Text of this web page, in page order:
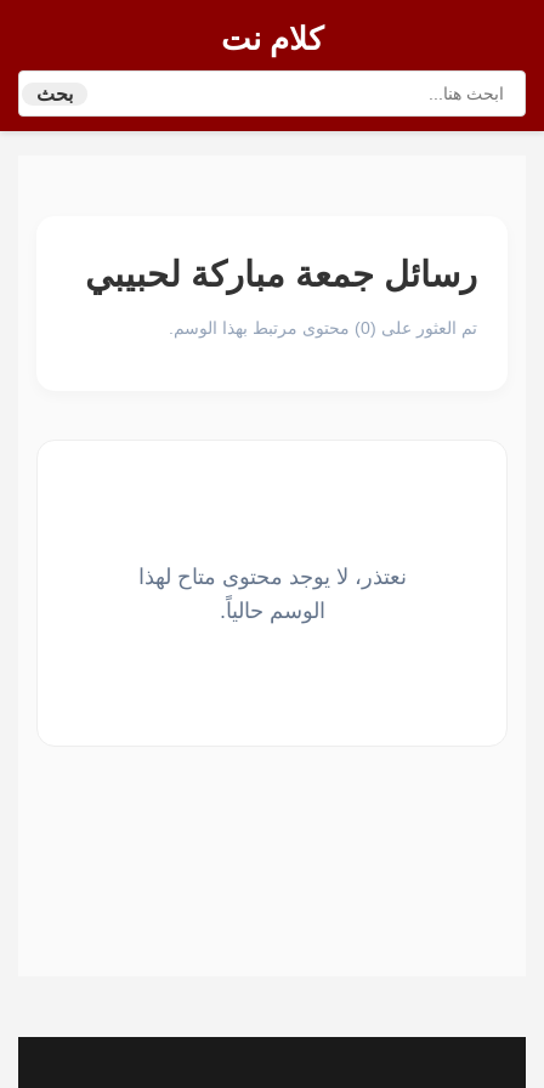
كلام نت
بحث
رسائل جمعة مباركة لحبيبي
تم العثور على (0) محتوى مرتبط بهذا الوسم.
نعتذر، لا يوجد محتوى متاح لهذا
الوسم حالياً.